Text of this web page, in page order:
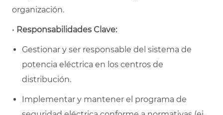
organización.
• Responsabilidades Clave:
Gestionar y ser responsable del sistema de
potencia eléctrica en los centros de
distribución.
Implementar y mantener el programa de